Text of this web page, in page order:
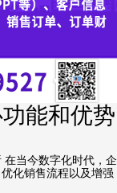
能和优势
在当今数字化时代，企
化销售流程以及增强